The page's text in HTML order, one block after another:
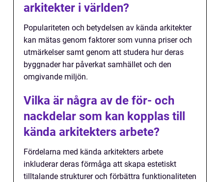
arkitekter i världen?
Populariteten och betydelsen av kända arkitekter
kan mätas genom faktorer som vunna priser och
utmärkelser samt genom att studera hur deras
byggnader har påverkat samhället och den
omgivande miljön.
Vilka är några av de för- och
nackdelar som kan kopplas till
kända arkitekters arbete?
Fördelarna med kända arkitekters arbete
inkluderar deras förmåga att skapa estetiskt
tilltalande strukturer och förbättra funktionaliteten